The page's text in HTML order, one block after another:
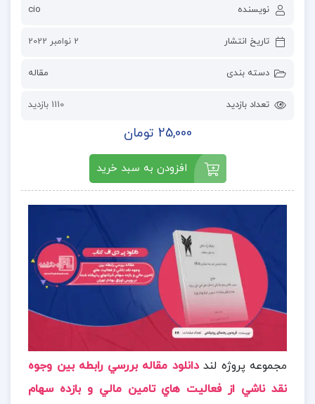
نویسنده cio
تاریخ انتشار 2 نوامبر 2022
دسته بندی مقاله
تعداد بازدید 1110 بازدید
25,000 تومان
افزودن به سبد خرید
مجموعه پروژه لند دانلود مقاله بررسي رابطه بين وجوه
نقد ناشي از فعاليت هاي تامين مالي و بازده سهام